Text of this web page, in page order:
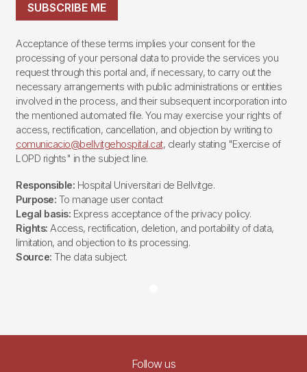
SUBSCRIBE ME
Acceptance of these terms implies your consent for the
processing of your personal data to provide the services you
request through this portal and, if necessary, to carry out the
necessary arrangements with public administrations or entities
involved in the process, and their subsequent incorporation into
the mentioned automated file. You may exercise your rights of
access, rectification, cancellation, and objection by writing to
comunicacio@bellvitgehospital.cat, clearly stating "Exercise of
LOPD rights" in the subject line.
Responsible: Hospital Universitari de Bellvitge.
Purpose: To manage user contact
Legal basis: Express acceptance of the privacy policy.
Rights: Access, rectification, deletion, and portability of data,
limitation, and objection to its processing.
Source: The data subject.
Follow us